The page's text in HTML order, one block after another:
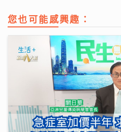
您也可能感興趣：